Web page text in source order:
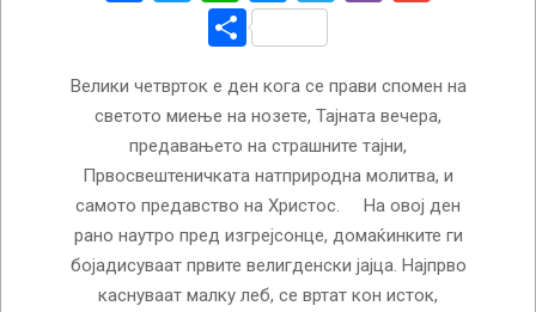
Share
Велики четврток е ден кога се прави спомен на
светото миење на нозете, Тајната вечера,
предавањето на страшните тајни,
Првосвештеничката натприродна молитва, и
самото предавство на Христос. На овој ден
рано наутро пред изгрејсонце, домаќинките ги
бојадисуваат првите велигденски јајца. Најпрво
каснуваат малку леб, се вртат кон исток,